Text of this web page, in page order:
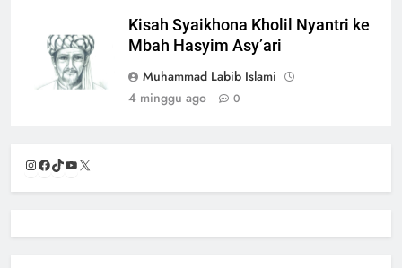
Kisah Syaikhona Kholil Nyantri ke
Mbah Hasyim Asy’ari
Muhammad Labib Islami
4 minggu ago
0
Instagram
Facebook
TikTok
YouTube